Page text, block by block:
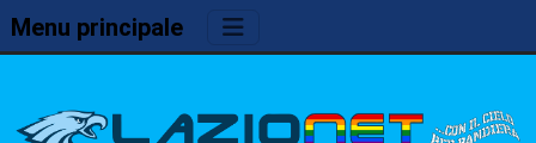
Menu principale